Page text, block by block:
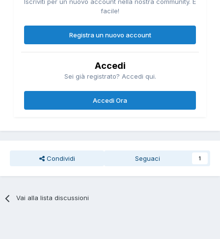
Iscriviti per un nuovo account nella nostra community. È
facile!
Registra un nuovo account
Accedi
Sei già registrato? Accedi qui.
Accedi Ora
Condividi Seguaci 1
Vai alla lista discussioni